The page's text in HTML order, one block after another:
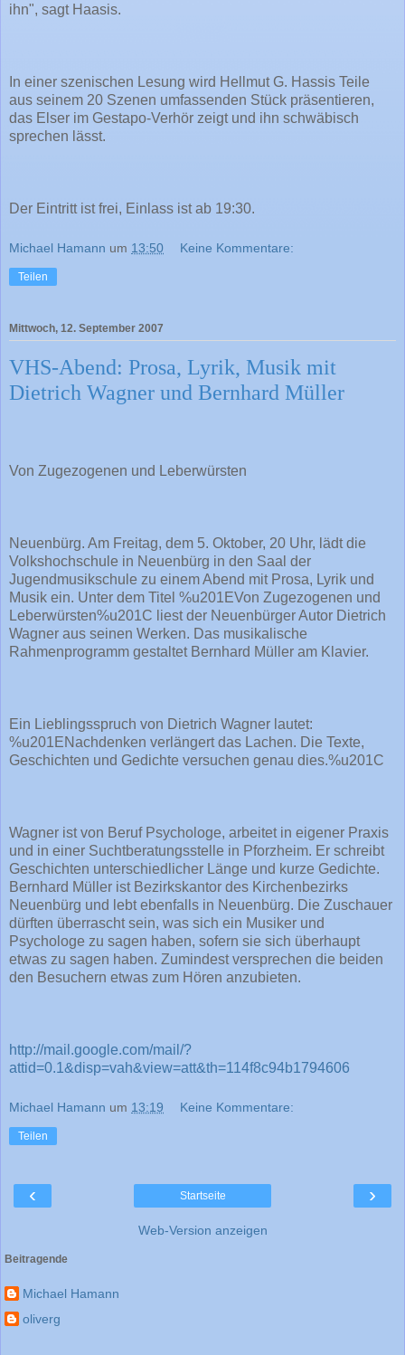
ihn", sagt Haasis.
In einer szenischen Lesung wird Hellmut G. Hassis Teile
aus seinem 20 Szenen umfassenden Stück präsentieren,
das Elser im Gestapo-Verhör zeigt und ihn schwäbisch
sprechen lässt.
Der Eintritt ist frei, Einlass ist ab 19:30.
Michael Hamann um 13:50 Keine Kommentare:
Teilen
Mittwoch, 12. September 2007
VHS-Abend: Prosa, Lyrik, Musik mit
Dietrich Wagner und Bernhard Müller
Von Zugezogenen und Leberwürsten
Neuenbürg. Am Freitag, dem 5. Oktober, 20 Uhr, lädt die
Volkshochschule in Neuenbürg in den Saal der
Jugendmusikschule zu einem Abend mit Prosa, Lyrik und
Musik ein. Unter dem Titel %u201EVon Zugezogenen und
Leberwürsten%u201C liest der Neuenbürger Autor Dietrich
Wagner aus seinen Werken. Das musikalische
Rahmenprogramm gestaltet Bernhard Müller am Klavier.
Ein Lieblingsspruch von Dietrich Wagner lautet:
%u201ENachdenken verlängert das Lachen. Die Texte,
Geschichten und Gedichte versuchen genau dies.%u201C
Wagner ist von Beruf Psychologe, arbeitet in eigener Praxis
und in einer Suchtberatungsstelle in Pforzheim. Er schreibt
Geschichten unterschiedlicher Länge und kurze Gedichte.
Bernhard Müller ist Bezirkskantor des Kirchenbezirks
Neuenbürg und lebt ebenfalls in Neuenbürg. Die Zuschauer
dürften überrascht sein, was sich ein Musiker und
Psychologe zu sagen haben, sofern sie sich überhaupt
etwas zu sagen haben. Zumindest versprechen die beiden
den Besuchern etwas zum Hören anzubieten.
http://mail.google.com/mail/?
attid=0.1&disp=vah&view=att&th=114f8c94b1794606
Michael Hamann um 13:19 Keine Kommentare:
Teilen
‹ ›
Startseite
Web-Version anzeigen
Beitragende
Michael Hamann
oliverg